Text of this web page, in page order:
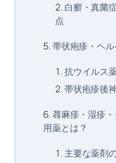
白癬・真菌
点
帯状疱疹・ヘ
抗ウイルス
帯状疱疹後
蕁麻疹・湿疹
用薬とは？
主要な薬剤